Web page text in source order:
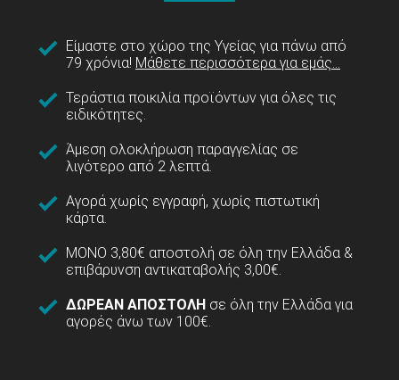
Είμαστε στο χώρο της Υγείας για πάνω από
79 χρόνια! Μάθετε περισσότερα για εμάς...
Τεράστια ποικιλία προϊόντων για όλες τις
ειδικότητες.
Άμεση ολοκλήρωση παραγγελίας σε
λιγότερο από 2 λεπτά.
Αγορά χωρίς εγγραφή, χωρίς πιστωτική
κάρτα.
ΜΟΝΟ 3,80€ αποστολή σε όλη την Ελλάδα &
επιβάρυνση αντικαταβολής 3,00€.
ΔΩΡΕΑΝ ΑΠΟΣΤΟΛΗ σε όλη την Ελλάδα για
αγορές άνω των 100€.